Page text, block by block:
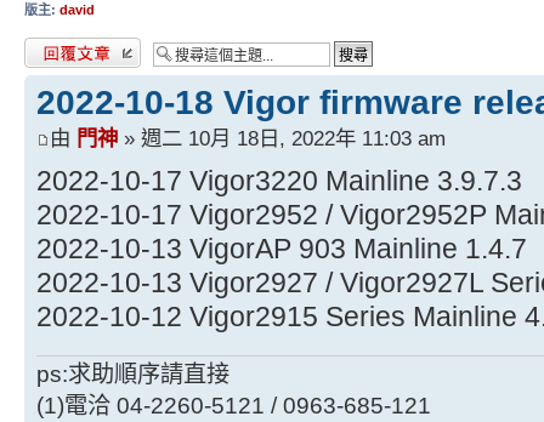
版主: david
發表回覆
2022-10-18 Vigor firmware
由 門神 » 週二 10月 18日, 2022年 11:03 am
2022-10-17 Vigor3220 Mainline 3.9.7.3
2022-10-17 Vigor2952 / Vigor2952P
2022-10-13 VigorAP 903 Mainline 1.4.7
2022-10-13 Vigor2927 / Vigor2927L
2022-10-12 Vigor2915 Series Mainline
ps:求助順序請直接
(1)電洽 04-2260-5121 / 0963-685-121